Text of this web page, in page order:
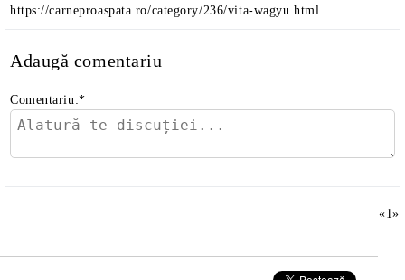
https://carneproaspata.ro/category/236/vita-wagyu.html
Adaugă comentariu
Comentariu:*
«1»